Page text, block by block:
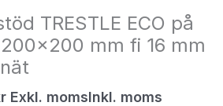
TRESTLE ECO på
mm fi 16 mm
Exkl. momsInkl. moms